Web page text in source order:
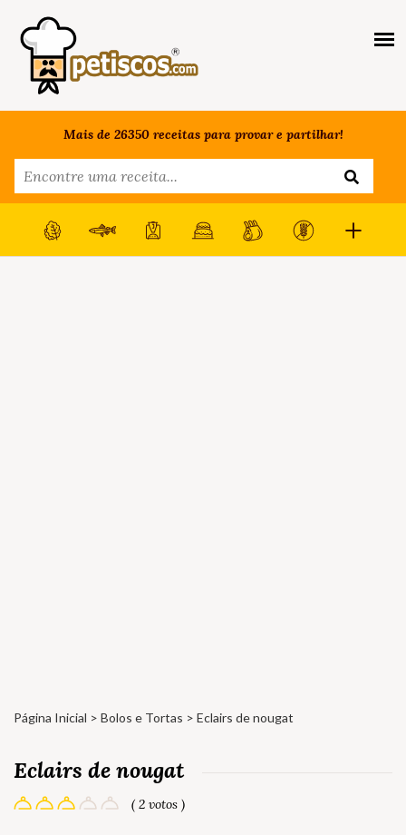
Mais de 26350 receitas para provar e partilhar!
Página Inicial > Bolos e Tortas > Eclairs de nougat
Eclairs de nougat
( 2 votos )